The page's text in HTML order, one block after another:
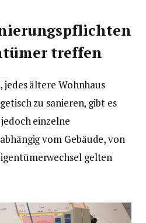
treffen
ältere Wohnhaus
zu sanieren, gibt es
einzelne
vom Gebäude, von
gelten